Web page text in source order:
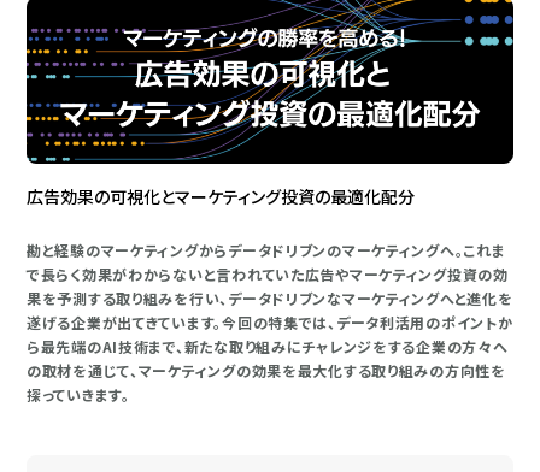
広告効果の可視化とマーケティング投資の最適化配分
勘と経験のマーケティングからデータドリブンのマーケティングへ。これま
で長らく効果がわからないと言われていた広告やマーケティング投資の効
果を予測する取り組みを行い、データドリブンなマーケティングへと進化を
遂げる企業が出てきています。今回の特集では、データ利活用のポイントか
ら最先端のAI技術まで、新たな取り組みにチャレンジをする企業の方々へ
の取材を通じて、マーケティングの効果を最大化する取り組みの方向性を
探っていきます。